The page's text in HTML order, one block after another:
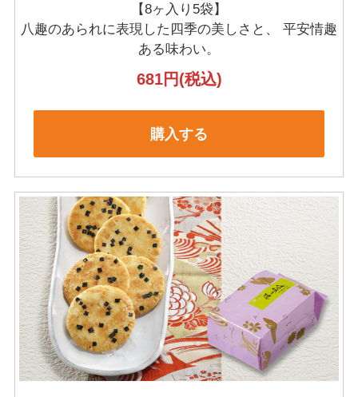
【8ヶ入り5袋】
八趣のあられに表現した四季の美しさと、
平安情趣
ある味わい。
681円(税込)
購入する